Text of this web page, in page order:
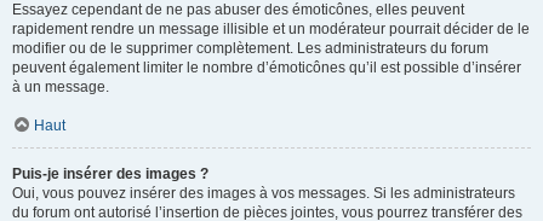
Essayez cependant de ne pas abuser des émoticônes, elles peuvent
rapidement rendre un message illisible et un modérateur pourrait décider de le
modifier ou de le supprimer complètement. Les administrateurs du forum
peuvent également limiter le nombre d’émoticônes qu’il est possible d’insérer
à un message.
Haut
Puis-je insérer des images ?
Oui, vous pouvez insérer des images à vos messages. Si les administrateurs
du forum ont autorisé l’insertion de pièces jointes, vous pourrez transférer des